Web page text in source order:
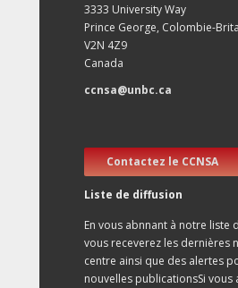
3333 University Way
Prince George, Colombie-
V2N 4Z9
Canada
ccnsa@unbc.ca
Contactez le CCNSA
Liste de diffusion
En vous abnnant à notre liste
vous receverez les dernières
centre ainsi que des alertes
nouvelles publicationsSi vous